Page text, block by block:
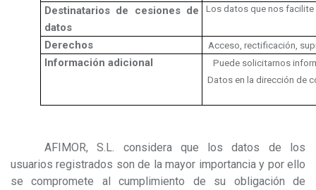
Destinatarios de cesiones de
datos
Los datos que nos
Derechos Acceso, rectificación,
Información adicional
Puede solicitarnos
Datos en la dirección de
AFIMOR, S.L. considera que los datos de los
usuarios registrados son de la mayor importancia y por ello
se compromete al cumplimiento de su obligación de